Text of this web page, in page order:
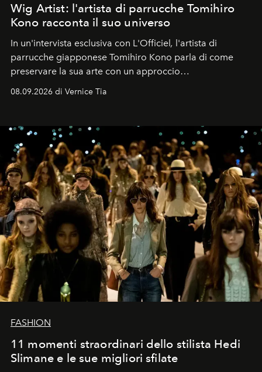
Wig Artist: l'artista di parrucche Tomihiro
Kono racconta il suo universo
In un'intervista esclusiva con L'Officiel, l'artista di
parrucche giapponese Tomihiro Kono parla di come
preservare la sua arte con un approccio
contemporaneo.
08.09.2026 di Vernice Tia
FASHION
11 momenti straordinari dello stilista Hedi
Slimane e le sue migliori sfilate